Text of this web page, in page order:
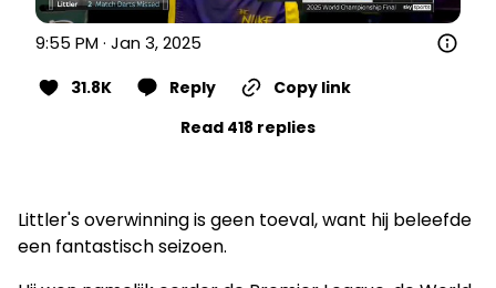
9:55 PM · Jan 3, 2025
31.8K Reply
Copy link
Read 418 replies
Littler's overwinning is geen toeval, want hij beleefde
een fantastisch seizoen.